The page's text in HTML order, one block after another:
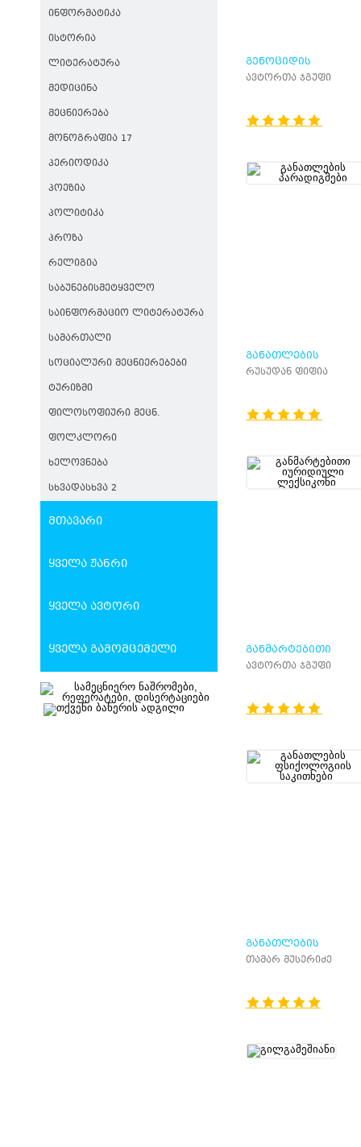
ᲘᲜᲤᲝᲠᲛᲐᲢᲘᲙᲐ
ᲘᲡᲢᲝᲠᲘᲐ
ᲚᲘᲢᲔᲠᲐᲢᲣᲠᲐ
ᲛᲔᲓᲘᲪᲘᲜᲐ
ᲛᲔᲪᲜᲘᲔᲠᲔᲑᲐ
ᲛᲝᲜᲝᲒᲠᲐᲤᲘᲐ 17
ᲞᲔᲠᲘᲝᲓᲘᲙᲐ
ᲞᲝᲔᲖᲘᲐ
ᲞᲝᲚᲘᲢᲘᲙᲐ
ᲞᲠᲝᲖᲐ
ᲠᲔᲚᲘᲒᲘᲐ
ᲡᲐᲑᲣᲜᲔᲑᲘᲡᲛᲔᲢᲧᲕᲔᲚᲝ
ᲡᲐᲘᲜᲤᲝᲠᲛᲐᲪᲘᲝ ᲚᲘᲢᲔᲠᲐᲢᲣᲠᲐ
ᲡᲐᲛᲐᲠᲗᲐᲚᲘ
ᲡᲝᲪᲘᲐᲚᲣᲠᲘ ᲛᲔᲪᲜᲘᲔᲠᲔᲑᲔᲑᲘ
ᲢᲣᲠᲘᲖᲛᲘ
ᲤᲘᲚᲝᲡᲝᲤᲘᲣᲠᲘ ᲛᲔᲪᲜ.
ᲤᲝᲚᲙᲚᲝᲠᲘ
ᲮᲔᲚᲝᲕᲜᲔᲑᲐ
ᲡᲮᲕᲐᲓᲐᲡᲮᲕᲐ 2
მთავარი
ყველა ჟანრი
ყველა ავტორი
ყველა გამომცემელი
ᲒᲔᲜᲝᲪᲘᲓᲘᲡ
ᲓᲐᲜᲐᲨᲐᲣᲚᲘᲡᲐ ᲓᲐ
ᲞᲠᲝᲑᲚᲔᲛᲔᲑᲘ
ავტორთა ჯგუფი
ᲒᲐᲜᲐᲗᲚᲔᲑᲘᲡ
ᲞᲐᲠᲐᲓᲘᲒᲛᲔᲑᲘ
რუსუდან ფიფია
ᲒᲐᲜᲛᲐᲠᲢᲔᲑᲘᲗᲘ
ᲘᲣᲠᲘᲓᲘᲣᲚᲘ
ავტორთა ჯგუფი
ᲒᲐᲜᲐᲗᲚᲔᲑᲘᲡ
ᲤᲡᲘᲥᲝᲚᲝᲒᲘᲘᲡ
თამარ მუსერიძე